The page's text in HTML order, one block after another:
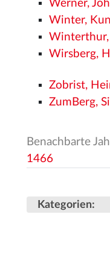
Werner,
Winter,
Wirsberg,
Zobrist,
ZumBerg,
Benachbarte
1466
Kategorien: